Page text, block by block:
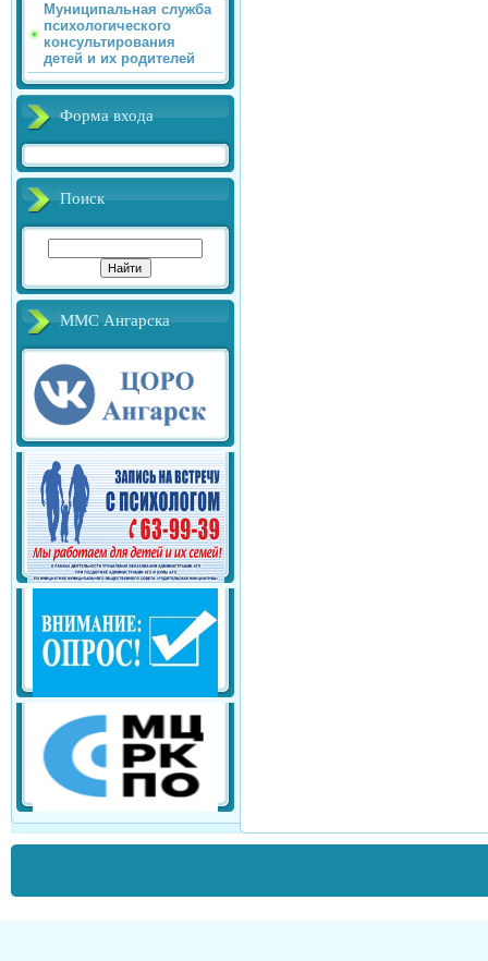
Муниципальная служба
психологического
консультирования
детей и их родителей
Форма входа
Поиск
ММС Ангарска